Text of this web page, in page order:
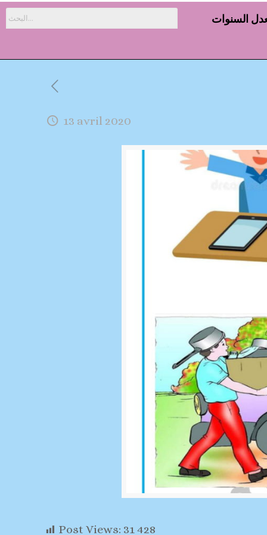
السنوات
13 avril 2020
Post Views: 31 428